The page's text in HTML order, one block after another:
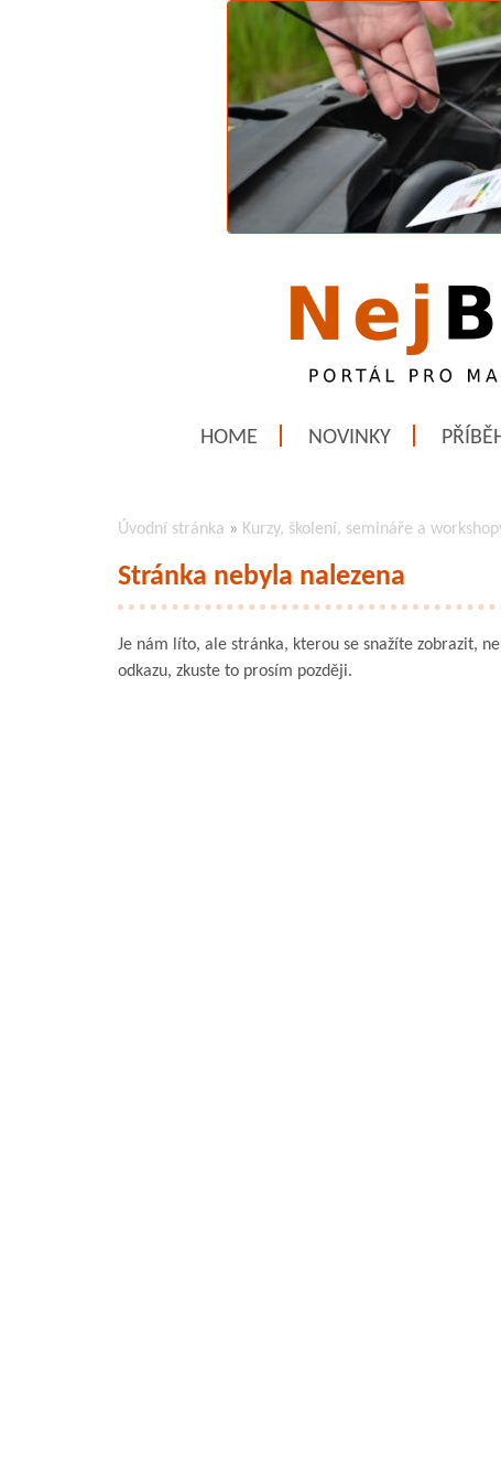
HOME NOVINKY
Úvodní stránka » Kurzy, školení, semináře a
Stránka nebyla nalezena
Je nám líto, ale stránka, kterou se snažíte zobrazit,
odkazu, zkuste to prosím později.